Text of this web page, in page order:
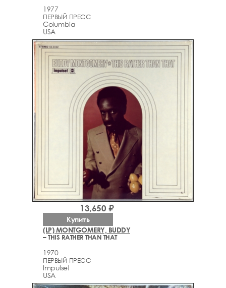
1977
ПЕРВЫЙ ПРЕСС
Columbia
USA
(LP) MONTGOMERY, BUDDY
– THIS RATHER THAN THAT
1970
ПЕРВЫЙ ПРЕСС
Impulse!
USA
13,650 ₽
Купить